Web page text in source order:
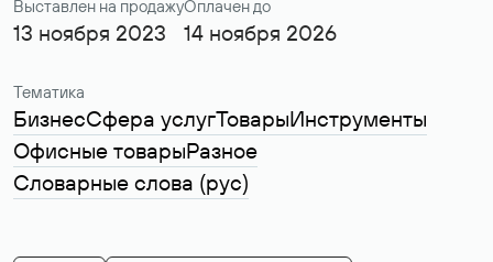
Выставлен на продажу
13 ноября 2023
Оплачен до
14 ноября 2026
Тематика
БизнесСфера услугТоварыИнструменты
Офисные товарыРазное
Словарные слова (рус)